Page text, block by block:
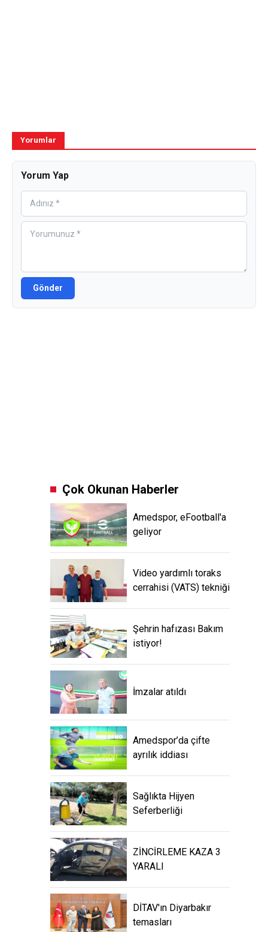
Yorumlar
Yorum Yap
Gönder
Çok Okunan Haberler
Amedspor, eFootball'a
geliyor
Video yardımlı toraks
cerrahisi (VATS) tekniği
Şehrin hafızası Bakım
istiyor!
İmzalar atıldı
Amedspor’da çifte
ayrılık iddiası
Sağlıkta Hijyen
Seferberliği
ZİNCİRLEME KAZA 3
YARALI
DİTAV'ın Diyarbakır
temasları